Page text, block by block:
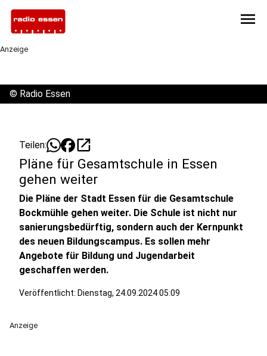
menu
Anzeige
© Radio Essen
Teilen: open_in_new
Pläne für Gesamtschule in Essen
gehen weiter
Die Pläne der Stadt Essen für die Gesamtschule
Bockmühle gehen weiter. Die Schule ist nicht nur
sanierungsbedürftig, sondern auch der Kernpunkt
des neuen Bildungscampus. Es sollen mehr
Angebote für Bildung und Jugendarbeit
geschaffen werden.
Veröffentlicht: Dienstag, 24.09.2024 05:09
Anzeige